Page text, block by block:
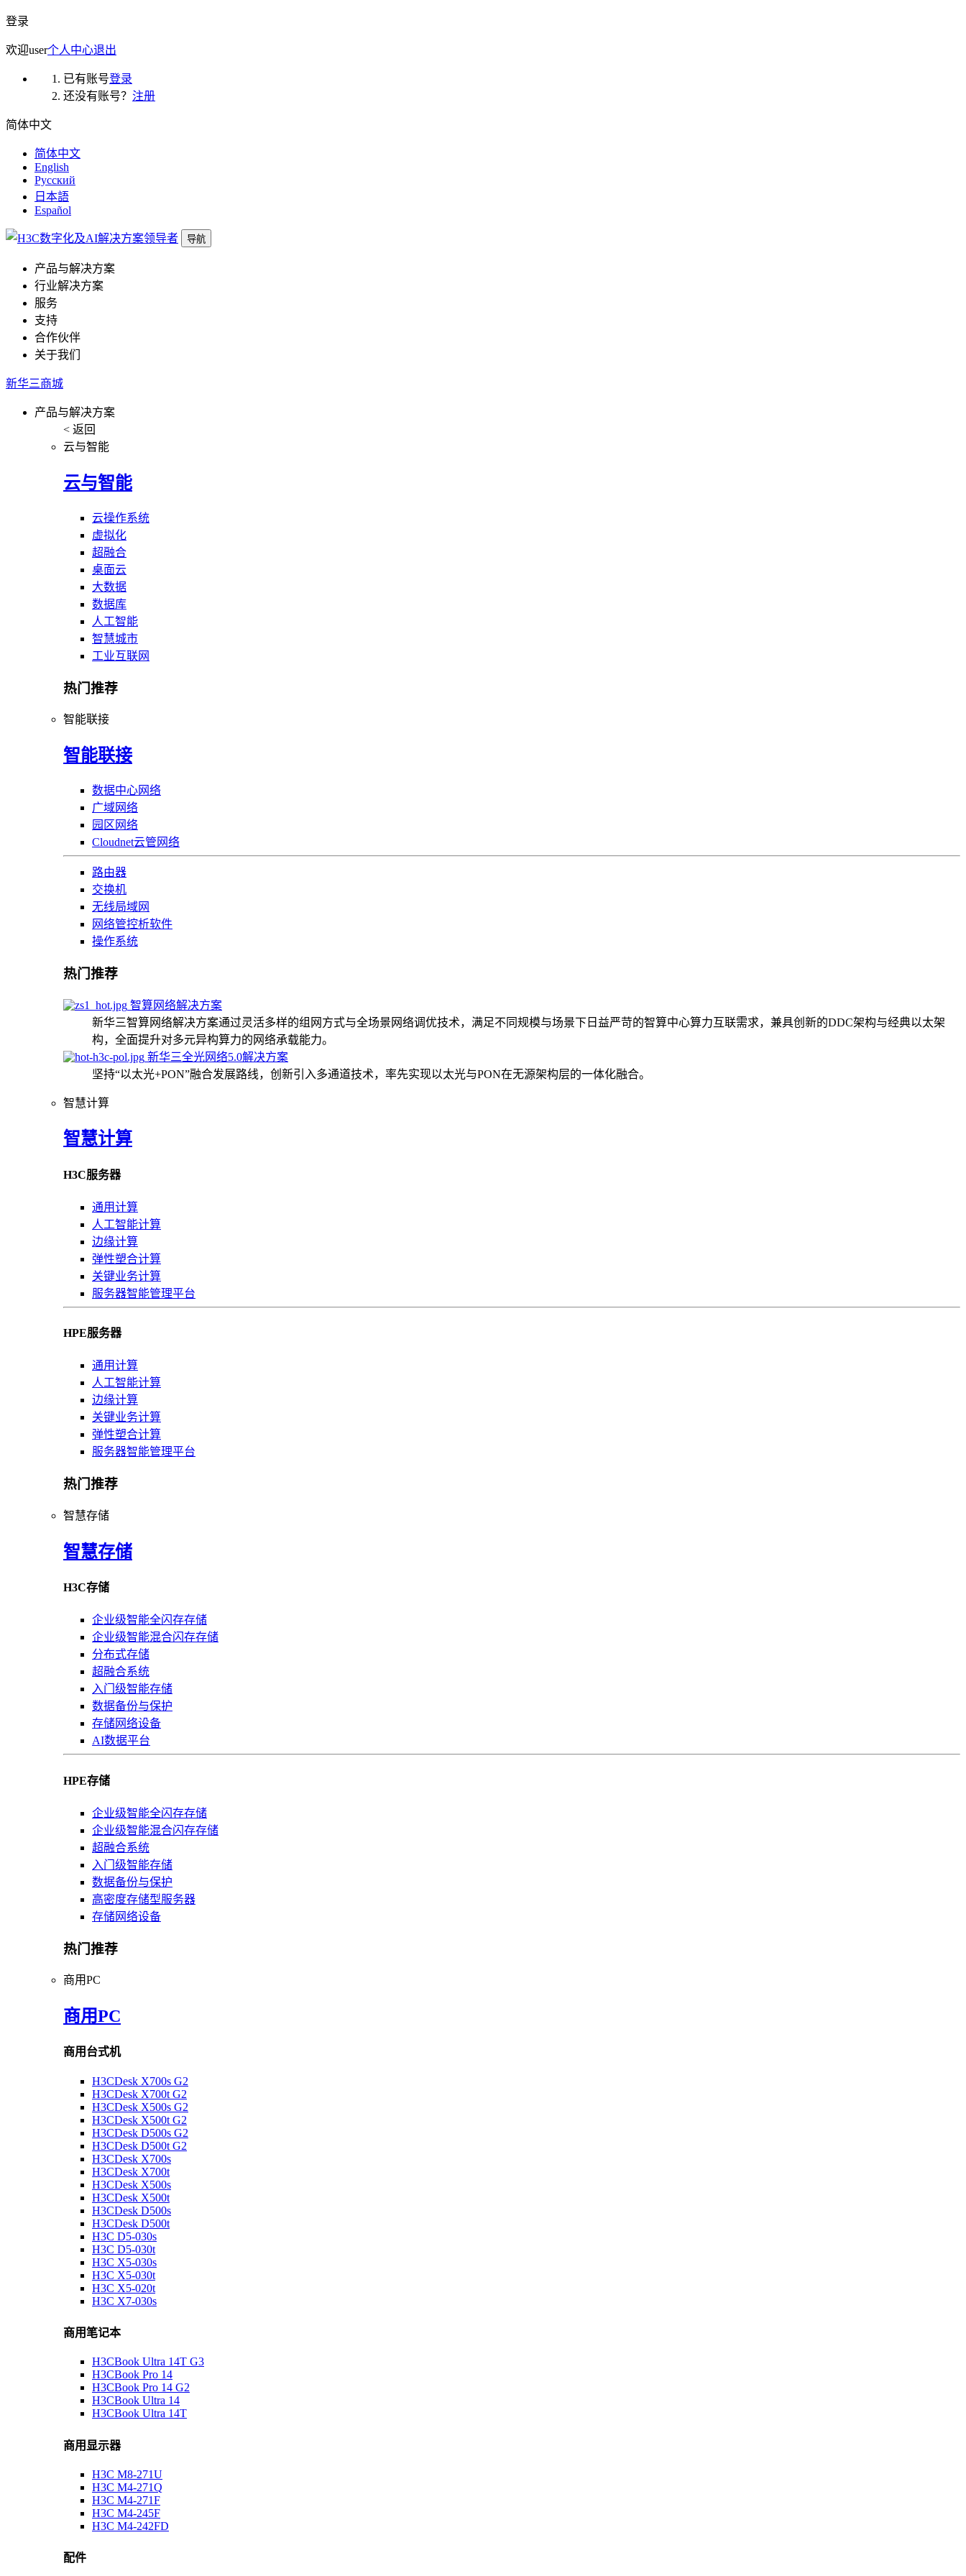
登录
欢迎user个人中心退出
已有账号登录
还没有账号？ 注册
简体中文
简体中文
English
Русский
日本語
Español
导航
产品与解决方案
行业解决方案
服务
支持
合作伙伴
关于我们
新华三商城
产品与解决方案
< 返回
云与智能
云与智能
云操作系统
虚拟化
超融合
桌面云
大数据
数据库
人工智能
智慧城市
工业互联网
热门推荐
智能联接
智能联接
数据中心网络
广域网络
园区网络
Cloudnet云管网络
路由器
交换机
无线局域网
网络管控析软件
操作系统
热门推荐
智算网络解决方案
新华三智算网络解决方案通过灵活多样的组网方式与全场景网络调优技术，满足不同规模与场景下日益严苛的智算中心算力互联需求，兼具创新的DDC架构与经典以太架
构，全面提升对多元异构算力的网络承载能力。
新华三全光网络5.0解决方案
坚持“以太光+PON”融合发展路线，创新引入多通道技术，率先实现以太光与PON在无源架构层的一体化融合。
智慧计算
智慧计算
H3C服务器
通用计算
人工智能计算
边缘计算
弹性塑合计算
关键业务计算
服务器智能管理平台
HPE服务器
通用计算
人工智能计算
边缘计算
关键业务计算
弹性塑合计算
服务器智能管理平台
热门推荐
智慧存储
智慧存储
H3C存储
企业级智能全闪存存储
企业级智能混合闪存存储
分布式存储
超融合系统
入门级智能存储
数据备份与保护
存储网络设备
AI数据平台
HPE存储
企业级智能全闪存存储
企业级智能混合闪存存储
超融合系统
入门级智能存储
数据备份与保护
高密度存储型服务器
存储网络设备
热门推荐
商用PC
商用PC
商用台式机
H3CDesk X700s G2
H3CDesk X700t G2
H3CDesk X500s G2
H3CDesk X500t G2
H3CDesk D500s G2
H3CDesk D500t G2
H3CDesk X700s
H3CDesk X700t
H3CDesk X500s
H3CDesk X500t
H3CDesk D500s
H3CDesk D500t
H3C D5-030s
H3C D5-030t
H3C X5-030s
H3C X5-030t
H3C X5-020t
H3C X7-030s
商用笔记本
H3CBook Ultra 14T G3
H3CBook Pro 14
H3CBook Pro 14 G2
H3CBook Ultra 14
H3CBook Ultra 14T
商用显示器
H3C M8-271U
H3C M4-271Q
H3C M4-271F
H3C M4-245F
H3C M4-242FD
配件